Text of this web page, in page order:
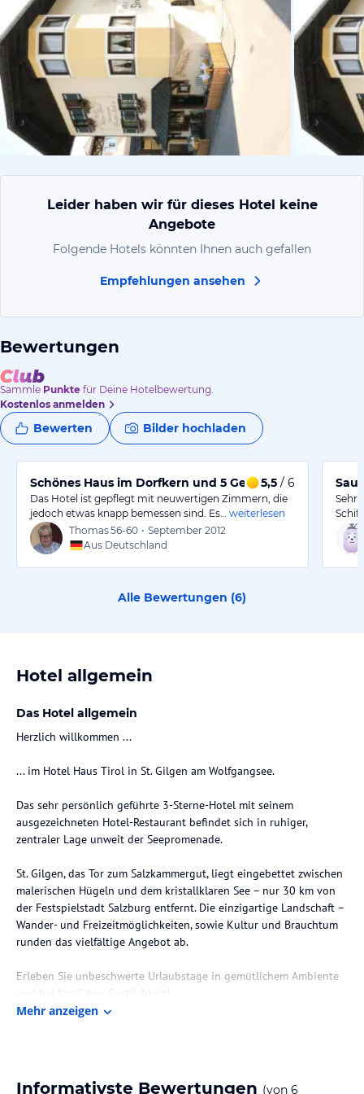
vom
Leider haben wir für dieses Hotel keine
Angebote
Folgende Hotels könnten Ihnen auch gefallen
Empfehlungen ansehen
Bewertungen
Sammle Punkte für Deine Hotelbewertung.
Kostenlos anmelden
Bewerten Bilder hochladen
Schönes Haus im Dorfkern und 5 Gehminuten vom See
5,5 / 6
Das Hotel ist gepflegt mit neuwertigen Zimmern, die
jedoch etwas knapp bemessen sind. Es…
weiterlesen
Thomas56-60 • September 2012
Aus Deutschland
Sehr
Alle Bewertungen (6)
Hotel allgemein
Das Hotel allgemein
Herzlich willkommen ...
... im Hotel Haus Tirol in St. Gilgen am Wolfgangsee.
Das sehr persönlich geführte 3-Sterne-Hotel mit seinem
ausgezeichneten Hotel-Restaurant befindet sich in ruhiger,
zentraler Lage unweit der Seepromenade.
St. Gilgen, das Tor zum Salzkammergut, liegt eingebettet zwischen
malerischen Hügeln und dem kristallklaren See – nur 30 km von
der Festspielstadt Salzburg entfernt. Die einzigartige Landschaft –
Wander- und Freizeitmöglichkeiten, sowie Kultur und Brauchtum
runden das vielfältige Angebot ab.
Erleben Sie unbeschwerte Urlaubstage in gemütlichem Ambiente
und bei familiärer Gastlichkeit!
der Seepromenade, des Busbahnhofs und der Seilbahntalstation.
Mehr anzeigen
Informativste Bewertungen (von 6